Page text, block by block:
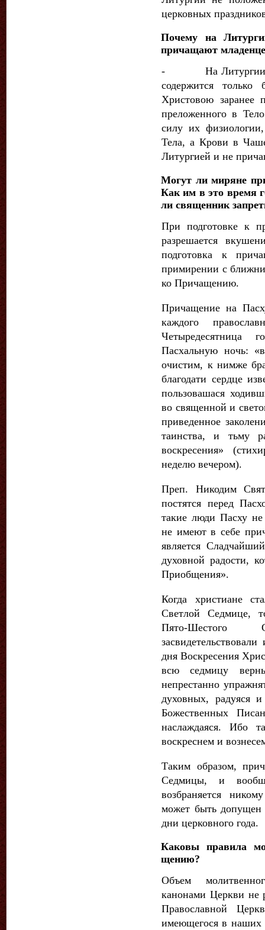
церковных
Почему на
причащают
- На Литургии
содержится только
Христовою заранее
преложенного в
силу их
Тела, а Крови в
Литургией и не
Могут ли миряне
Как им в это время
ли свя­щенник
При подготовке к
разреша­ется
подготовка к
примирении с
ко Причащению.
Причащение на
каждого
Пасхальную ночь:
очистим, к нимже
благодати сердце
пользовашася
во священной и
приведенное
таинства, и тьму
воскресения»
неделю вечером).
Преп. Никодим
постятся перед
такие люди Пасху
не имеют в себе
является
духовной радости,
Приобщения».
Когда христиане
Светлой Седмице,
Пято-
дня Воскресения
всю седмицу
непрестанно
духовных, радуяся
Божественных
наслаждаяся. Ибо
воскреснем и
Таким образом,
Седми­цы, и
возбраняется
может быть
дни церковного года.
Каковы правила
щению?
Объем
канонами Церкви не
Православной
имеющегося в наших